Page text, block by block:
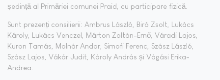
ședință al Primăriei comunei Praid, cu participare fizică.
Sunt prezenți consilierii: Ambrus László, Biró Zsolt, Lukács
Károly, Lukács Venczel, Márton Zoltán-Ernő, Váradi Lajos,
Kuron Tamás, Molnár Andor, Simofi Ferenc, Szász László,
Szász Lajos, Vákár Judit, Károly András și Vágási Erika-
Andrea.